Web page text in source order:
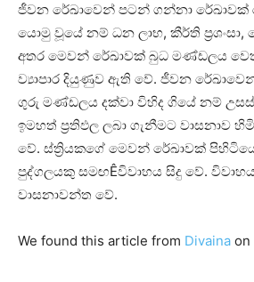
ජීවන රේඛාවෙන් පටන් ගන්නා
යොමු වූයේ නම් ධන ලාභ, කීර්ති
අතර මෙවන් රේඛාවක්‌ බුධ මණ්‌ඩලය
ව්‍යාපාර දියුණුව ඇති වේ. ජීවන
ගුරු මණ්‌ඩලය දක්‌වා විහිද ගියේ නම්
ඉමහත් ප්‍රතිඵල ලබා ගැනීමට වාසනාව
වේ. ස්‌ත්‍රියකගේ මෙවන් රේඛාවක්‌
පුද්ගලයකු සමඟÊවිවාහය සිදු වේ.
වාසනාවන්ත වේ.
We found this article from Divaina on